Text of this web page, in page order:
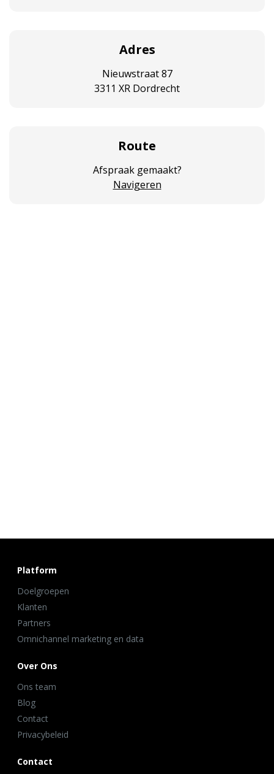
Adres
Nieuwstraat 87
3311 XR Dordrecht
Route
Afspraak gemaakt?
Navigeren
Platform
Doelgroepen
Klanten
Partners
Omnichannel marketing en data
Over Ons
Ons team
Blog
Contact
Privacybeleid
Contact